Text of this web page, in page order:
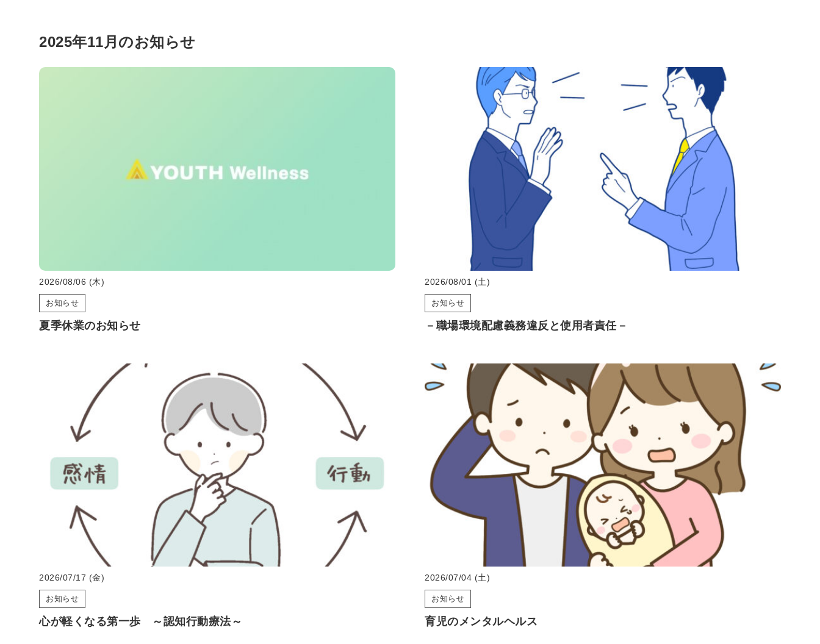
2025年11月のお知らせ
2026/08/06 (木)
お知らせ
夏季休業のお知らせ
2026/08/01 (土)
お知らせ
－職場環境配慮義務違反と使用者責任－
2026/07/17 (金)
お知らせ
心が軽くなる第一歩 ～認知行動療法～
2026/07/04 (土)
お知らせ
育児のメンタルヘルス